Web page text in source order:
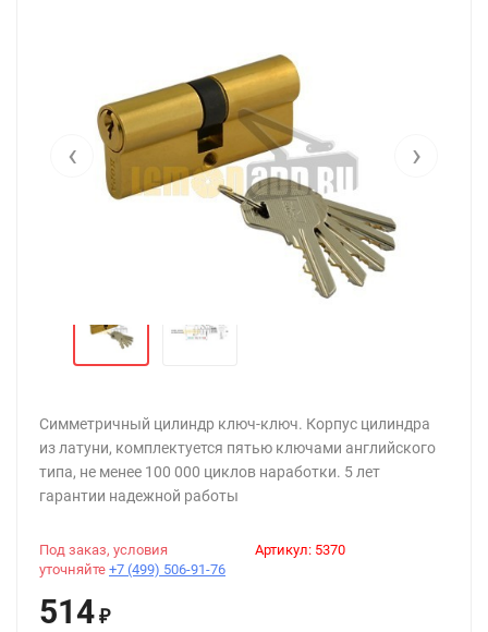
‹ ›
Симметричный цилиндр ключ-ключ. Корпус цилиндра
из латуни, комплектуется пятью ключами английского
типа, не менее 100 000 циклов наработки. 5 лет
гарантии надежной работы
Артикул: 5370
Под заказ, условия
уточняйте +7 (499) 506-91-76
514 ₽